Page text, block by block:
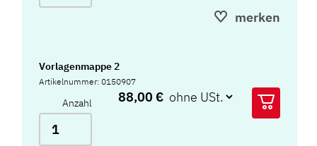
merken
Vorlagenmappe 2
Artikelnummer: 0150907
Anzahl 88,00 €